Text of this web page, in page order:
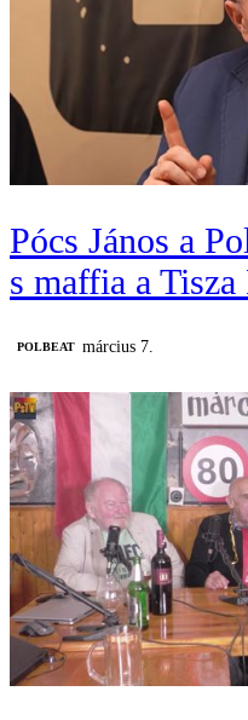
Pócs János a
s maffia a
‎POLBEAT március 7.